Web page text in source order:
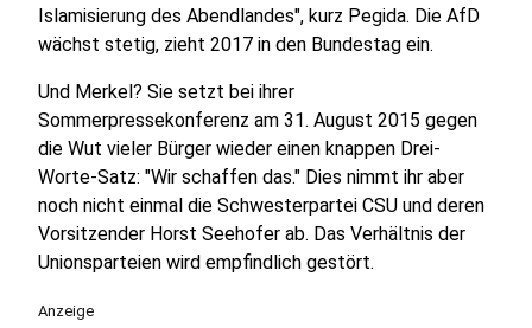
Islamisierung des Abendlandes", kurz Pegida. Die AfD
wächst stetig, zieht 2017 in den Bundestag ein.
Und Merkel? Sie setzt bei ihrer
Sommerpressekonferenz am 31. August 2015 gegen
die Wut vieler Bürger wieder einen knappen Drei-
Worte-Satz: "Wir schaffen das." Dies nimmt ihr aber
noch nicht einmal die Schwesterpartei CSU und deren
Vorsitzender Horst Seehofer ab. Das Verhältnis der
Unionsparteien wird empfindlich gestört.
Anzeige